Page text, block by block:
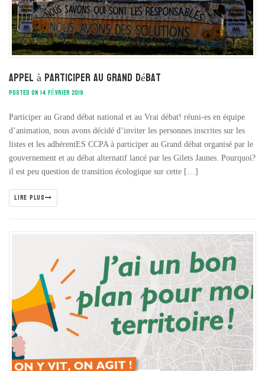
Appel à participer au grand débat
POSTED ON 14 FÉVRIER 2019
Participer au Grand débat national et au Vrai débat! réuni-es en équipe
d’animation, nous avons décidé d’inviter les personnes inscrites sur les
listes et les adhérentES CCPA à participer au Grand débat organisé par le
gouvernement et au débat alternatif lancé par les Gilets Jaunes. Pourquoi?
il est peu question de transition écologique sur cette […]
LIRE PLUS